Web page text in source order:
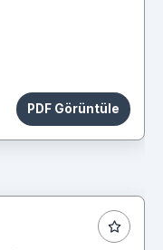
PDF Görüntüle